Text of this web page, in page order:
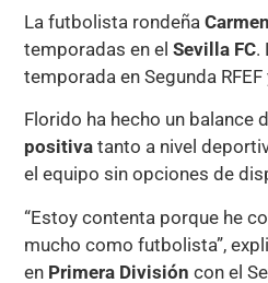
La futbolista rondeña
temporadas en el Sevilla FC.
temporada en Segunda
Florido ha hecho un balance
positiva tanto a nivel
el equipo sin opciones de
“Estoy contenta porque he
mucho como futbolista”,
en Primera División con el